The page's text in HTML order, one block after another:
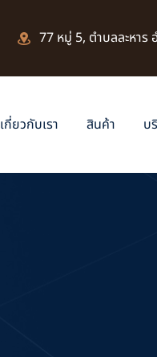
77 หมู่ 5, ตำบลละหาร
เกี่ยวกับเรา สินค้า บ